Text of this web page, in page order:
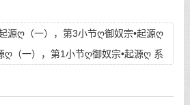
源ღ（一），第3小节ღ御奴宗•起源ღ
ღ（一），第1小节ღ御奴宗•起源ღ 系